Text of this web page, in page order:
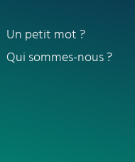
Un petit mot ?
Qui sommes-nous ?